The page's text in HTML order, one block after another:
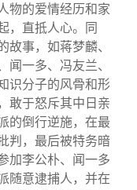
物的爱情经历和家
，直抵人心。同
故事，如蒋梦麟、
闻一多、冯友兰、
识分子的风骨和形
敢于怒斥其中日亲
的倒行逆施，在最
判，最后被特务暗
加李公朴、闻一多
随意逮捕人，并在